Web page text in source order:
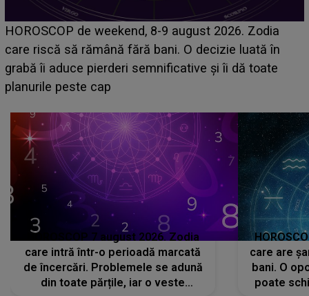
Emanuel a ținut ACEST DETALIU ASCUNS până
acum! În fața Alexandrei, concurentul din Casa Iubirii
face o MĂRTURISIRE NEAȘTEPTATĂ despre mama
sa: "I-am spus și ei în față, eu nu te iubesc pentru
HOROSCOP 7 august 2026. Zodia
care intră într-o perioadă marcată
de încercări. Problemele se adună
din toate părțile, iar o veste
care are
bani. O
poate